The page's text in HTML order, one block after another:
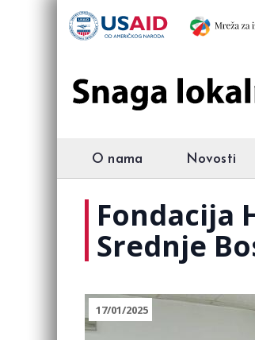
O nama Novosti
Fondacija
Srednje
17/01/2025